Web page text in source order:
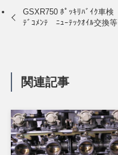
GSXR750 ﾎﾟｯｷﾘﾊﾞｲｸ車検
ﾃﾞｺﾒﾝﾃ ﾆｭｰﾃｯｸｵｲﾙ交換等
関連記事